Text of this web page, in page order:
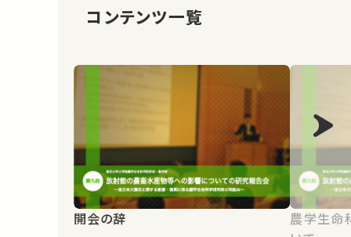
コンテンツ一覧
開会の辞
農学生命